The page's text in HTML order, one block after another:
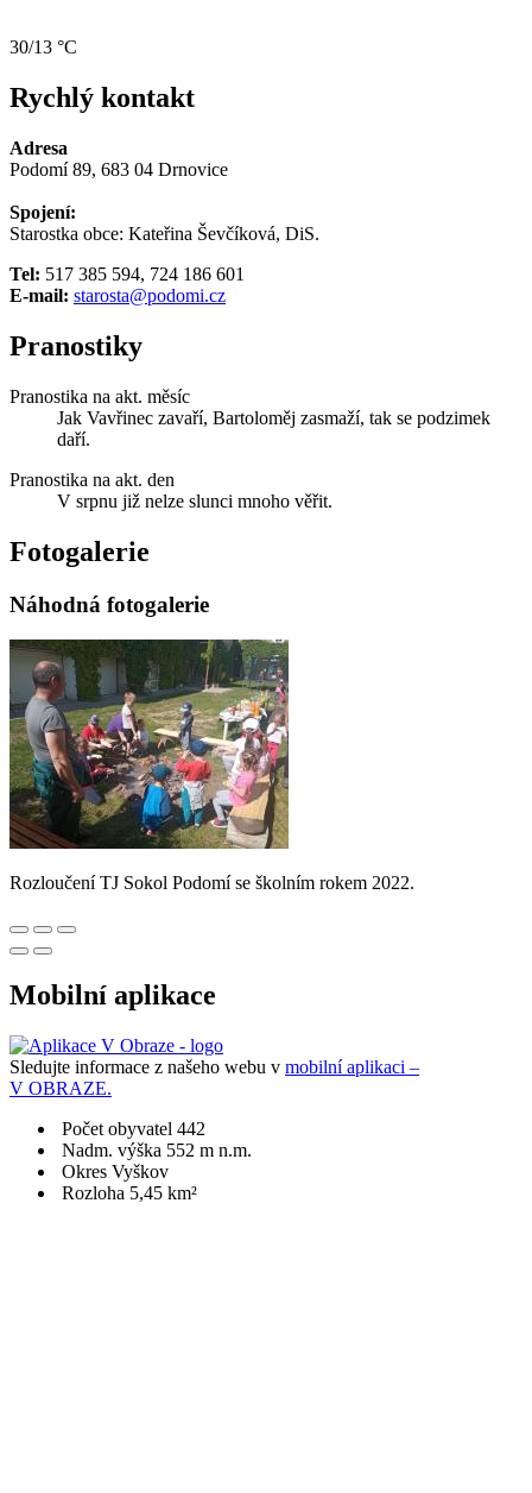
30/13 °C
Rychlý kontakt
Adresa
Podomí 89, 683 04 Drnovice
Spojení:
Starostka obce: Kateřina Ševčíková, DiS.
Tel: 517 385 594, 724 186 601
E-mail: starosta@podomi.cz
Pranostiky
Pranostika na akt. měsíc
Jak Vavřinec zavaří, Bartoloměj zasmaží, tak se podzimek
daří.
Pranostika na akt. den
V srpnu již nelze slunci mnoho věřit.
Fotogalerie
Náhodná fotogalerie
Rozloučení TJ Sokol Podomí se školním rokem 2022.
Mobilní aplikace
Sledujte informace z našeho webu v mobilní aplikaci –
V OBRAZE.
Počet obyvatel 442
Nadm. výška 552 m n.m.
Okres Vyškov
Rozloha 5,45 km²